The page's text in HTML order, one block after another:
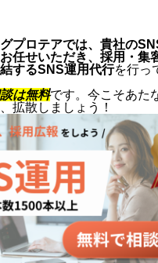
プロテアでは、貴社の
任せいただき、採用・集
するSNS運用代行を行っ
は無料です。今こそあた
拡散しましょう！